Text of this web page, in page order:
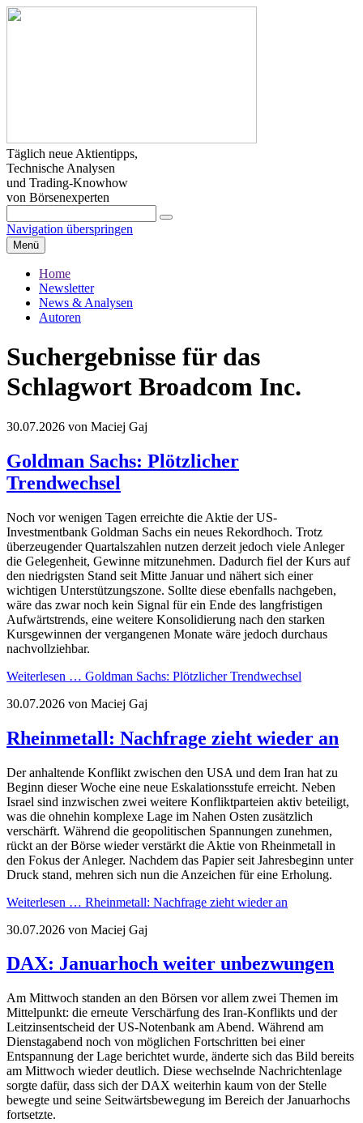
Täglich neue Aktientipps,
Technische Analysen
und Trading-Knowhow
von Börsenexperten
Navigation überspringen
Menü
Home
Newsletter
News & Analysen
Autoren
Suchergebnisse für das
Schlagwort Broadcom Inc.
30.07.2026 von Maciej Gaj
Goldman Sachs: Plötzlicher
Trendwechsel
Noch vor wenigen Tagen erreichte die Aktie der US-
Investmentbank Goldman Sachs ein neues Rekordhoch. Trotz
überzeugender Quartalszahlen nutzen derzeit jedoch viele Anleger
die Gelegenheit, Gewinne mitzunehmen. Dadurch fiel der Kurs auf
den niedrigsten Stand seit Mitte Januar und nähert sich einer
wichtigen Unterstützungszone. Sollte diese ebenfalls nachgeben,
wäre das zwar noch kein Signal für ein Ende des langfristigen
Aufwärtstrends, eine weitere Konsolidierung nach den starken
Kursgewinnen der vergangenen Monate wäre jedoch durchaus
nachvollziehbar.
Weiterlesen … Goldman Sachs: Plötzlicher Trendwechsel
30.07.2026 von Maciej Gaj
Rheinmetall: Nachfrage zieht wieder an
Der anhaltende Konflikt zwischen den USA und dem Iran hat zu
Beginn dieser Woche eine neue Eskalationsstufe erreicht. Neben
Israel sind inzwischen zwei weitere Konfliktparteien aktiv beteiligt,
was die ohnehin komplexe Lage im Nahen Osten zusätzlich
verschärft. Während die geopolitischen Spannungen zunehmen,
rückt an der Börse wieder verstärkt die Aktie von Rheinmetall in
den Fokus der Anleger. Nachdem das Papier seit Jahresbeginn unter
Druck stand, mehren sich nun die Anzeichen für eine Erholung.
Weiterlesen … Rheinmetall: Nachfrage zieht wieder an
30.07.2026 von Maciej Gaj
DAX: Januarhoch weiter unbezwungen
Am Mittwoch standen an den Börsen vor allem zwei Themen im
Mittelpunkt: die erneute Verschärfung des Iran-Konflikts und der
Leitzinsentscheid der US-Notenbank am Abend. Während am
Dienstagabend noch von möglichen Fortschritten bei einer
Entspannung der Lage berichtet wurde, änderte sich das Bild bereits
am Mittwoch wieder deutlich. Diese wechselnde Nachrichtenlage
sorgte dafür, dass sich der DAX weiterhin kaum von der Stelle
bewegte und seine Seitwärtsbewegung im Bereich der Januarhochs
fortsetzte.